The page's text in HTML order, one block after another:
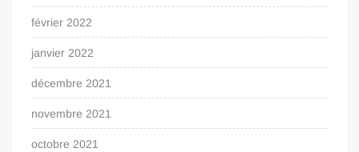
février 2022
janvier 2022
décembre 2021
novembre 2021
octobre 2021